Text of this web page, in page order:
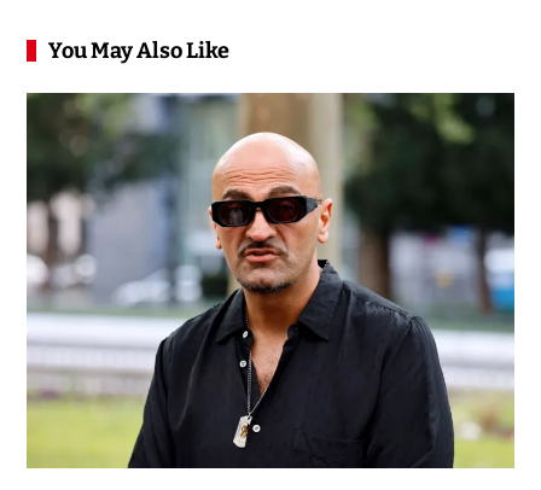
You May Also Like